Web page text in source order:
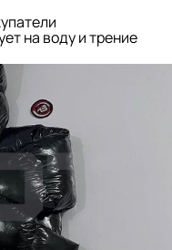
на воду и трение